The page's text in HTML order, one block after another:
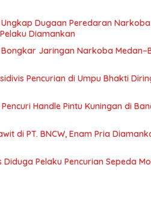
Dugaan Peredaran
Diamankan
Jaringan Narkoba
Pencurian di Umpu Bhakti
Handle Pintu Kuningan di
di PT. BNCW, Enam Pria
Pelaku Pencurian Sepeda